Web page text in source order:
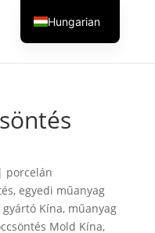
porcelán
, egyedi műanyag
Kína, műanyag
Mold Kína,
Hungarian
English
German
Spanish
Italian
Finnish